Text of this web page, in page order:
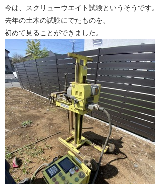
今は、スクリューウエイト試験というそうです。
去年の土木の試験にでたものを、
初めて見ることができました。